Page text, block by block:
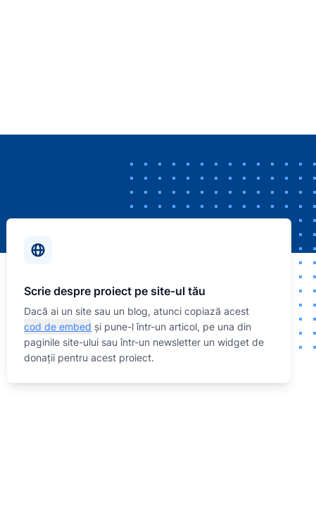
Scrie despre proiect pe site-ul tău
Dacă ai un site sau un blog, atunci copiază acest
cod de embed și pune-l într-un articol, pe una din
paginile site-ului sau într-un newsletter un widget de
donații pentru acest proiect.